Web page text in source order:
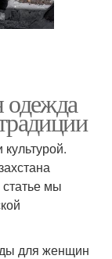
одежда
мы
для женщин